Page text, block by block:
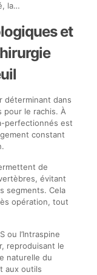
la…
et
déterminant dans
pour le rachis. À
perfectionnés est
constant
de
évitant
segments. Cela
opération, tout
ou l’Intraspine
reproduisant le
naturelle du
aux outils